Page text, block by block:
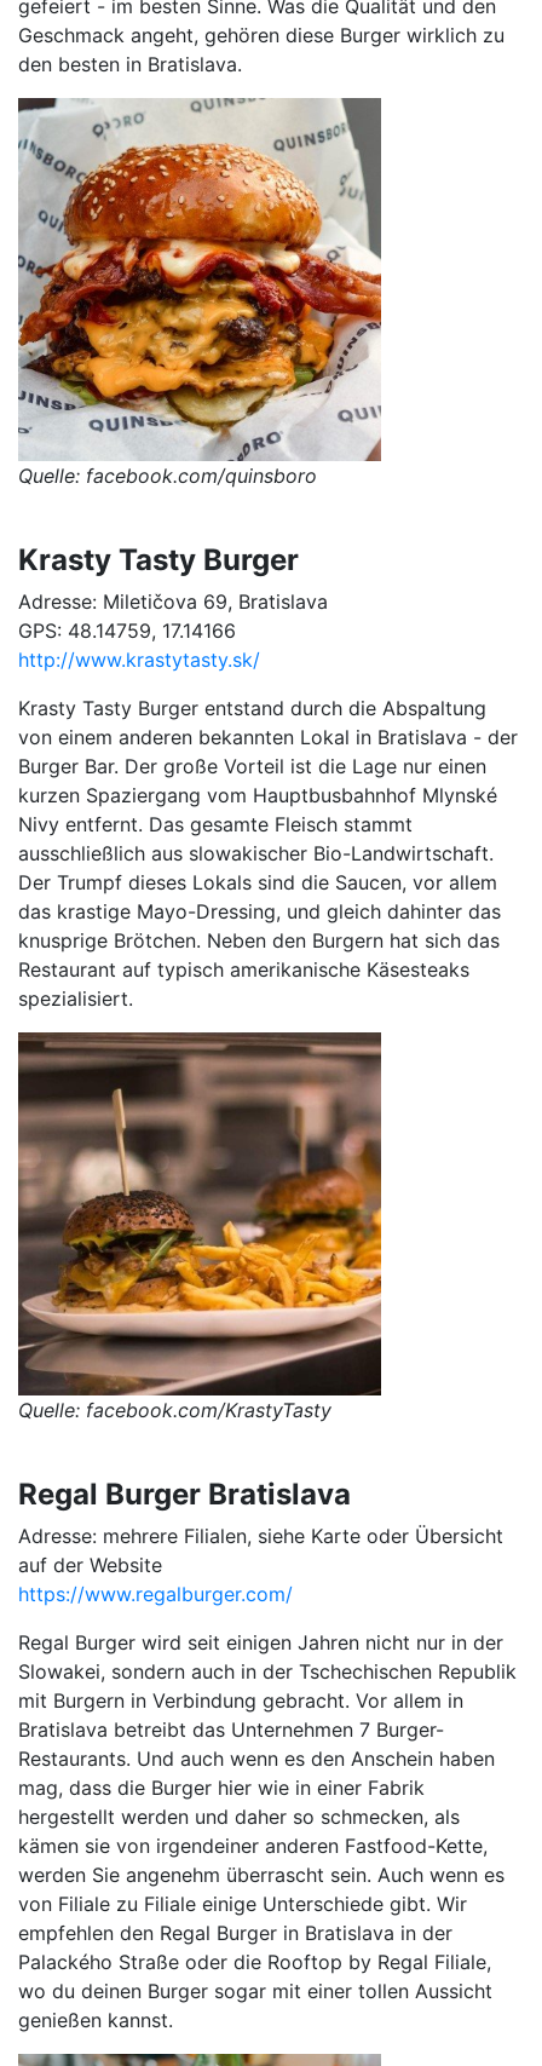
gefeiert - im besten Sinne. Was die Qualität und den
Geschmack angeht, gehören diese Burger wirklich zu
den besten in Bratislava.
Quelle: facebook.com/quinsboro
Krasty Tasty Burger
Adresse: Miletičova 69, Bratislava
GPS: 48.14759, 17.14166
http://www.krastytasty.sk/
Krasty Tasty Burger entstand durch die Abspaltung
von einem anderen bekannten Lokal in Bratislava - der
Burger Bar. Der große Vorteil ist die Lage nur einen
kurzen Spaziergang vom Hauptbusbahnhof Mlynské
Nivy entfernt. Das gesamte Fleisch stammt
ausschließlich aus slowakischer Bio-Landwirtschaft.
Der Trumpf dieses Lokals sind die Saucen, vor allem
das krastige Mayo-Dressing, und gleich dahinter das
knusprige Brötchen. Neben den Burgern hat sich das
Restaurant auf typisch amerikanische Käsesteaks
spezialisiert.
Quelle: facebook.com/KrastyTasty
Regal Burger Bratislava
Adresse: mehrere Filialen, siehe Karte oder Übersicht
auf der Website
https://www.regalburger.com/
Regal Burger wird seit einigen Jahren nicht nur in der
Slowakei, sondern auch in der Tschechischen Republik
mit Burgern in Verbindung gebracht. Vor allem in
Bratislava betreibt das Unternehmen 7 Burger-
Restaurants. Und auch wenn es den Anschein haben
mag, dass die Burger hier wie in einer Fabrik
hergestellt werden und daher so schmecken, als
kämen sie von irgendeiner anderen Fastfood-Kette,
werden Sie angenehm überrascht sein. Auch wenn es
von Filiale zu Filiale einige Unterschiede gibt. Wir
empfehlen den Regal Burger in Bratislava in der
Palackého Straße oder die Rooftop by Regal Filiale,
wo du deinen Burger sogar mit einer tollen Aussicht
genießen kannst.